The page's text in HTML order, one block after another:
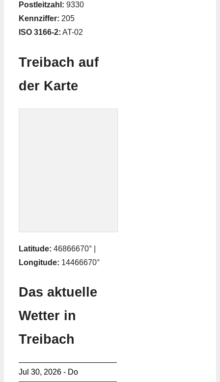
Postleitzahl: 9330
Kennziffer: 205
ISO 3166-2: AT-02
Treibach auf
der Karte
Latitude: 46866670° |
Longitude: 14466670°
Das aktuelle
Wetter in
Treibach
Jul 30, 2026 - Do